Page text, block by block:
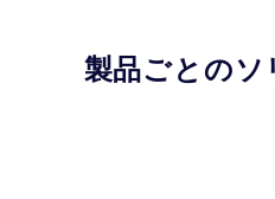
製品ごとのソ